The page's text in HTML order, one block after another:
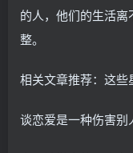
的人，他们的生活
整。
相关文章推荐：这些
谈恋爱是一种伤害